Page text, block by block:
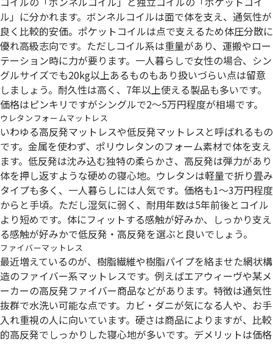
ル」に分かれます。ボンネルコイルは面で体を支え、通気性が
良く比較的安価。ポケットコイルは点で支えるため体圧分散に
優れ高級志向です。ただしコイル系は重量があり、運搬やロー
テーション時に力が要ります。一人暮らしで女性の場合、シン
グルサイズでも20kg以上あるものもあり扱いづらい点は留意
しましょう。耐久性は高く、7年以上使える製品も多いです。
価格はピンキリですがシングルで2～5万円程度が相場です。
ウレタンフォームマットレス
いわゆる高反発マットレスや低反発マットレスと呼ばれるもの
です。金属を使わず、ポリウレタンのフォーム素材で体を支え
ます。低反発は沈み込む独特の柔らかさ、高反発は弾力があり
体を押し返すような硬めの寝心地。ウレタンは軽量で折り畳み
タイプも多く、一人暮らしには人気です。価格も1～3万円程度
からと手頃。ただし湿気に弱く、耐用年数は5年前後とコイル
より短めです。体にフィットする感触が好みか、しっかり支え
る感触が好みかで低反発・高反発を選ぶと良いでしょう。
ファイバーマットレス
最近増えているのが、樹脂繊維や樹脂パイプを絡ませた網状構
造のファイバー系マットレスです。例えばエアウィーヴや某メ
ーカーの高反発ファイバー商品などがあります。特徴は通気性
抜群で水洗い可能な点です。カビ・ダニが気になる人や、お手
入れ重視の人に向いています。硬さは商品によりますが、比較
的高反発でしっかりした寝心地が多いです。デメリットは価格